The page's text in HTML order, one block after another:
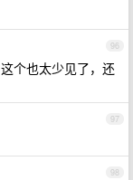
96
个也太少见了，还
97
98